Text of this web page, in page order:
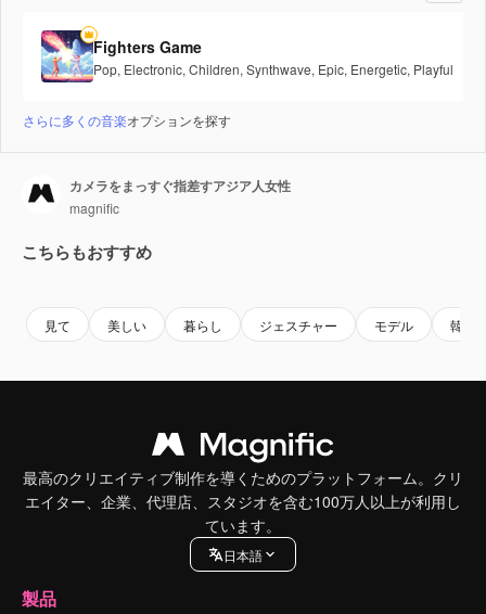
Fighters Game
Pop, Electronic, Children, Synthwave, Epic, Energetic, Playful
さらに多くの音楽オプションを探す
カメラをまっすぐ指差すアジア人女性
magnific
こちらもおすすめ
見て 美しい 暮らし ジェスチャー モデル 韓国
最高のクリエイティブ制作を導くためのプラットフォーム。クリ
エイター、企業、代理店、スタジオを含む100万人以上が利用し
ています。
日本語
製品